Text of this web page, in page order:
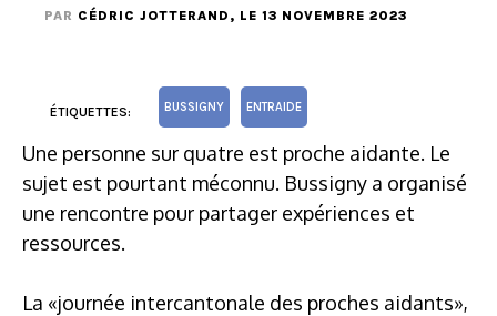
PAR CÉDRIC JOTTERAND , LE 13 NOVEMBRE 2023
ÉTIQUETTES: BUSSIGNY ENTRAIDE
Une personne sur quatre est proche aidante. Le
sujet est pourtant méconnu. Bussigny a organisé
une rencontre pour partager expériences et
ressources.
La «journée intercantonale des proches aidants»,